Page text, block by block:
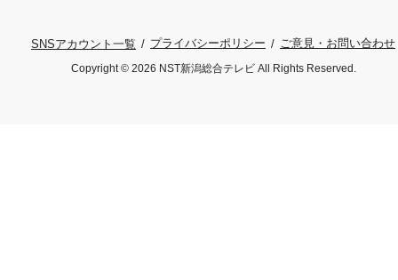
SNSアカウント一覧 プライバシーポリシー ご意見・お問い合わせ
Copyright © 2026 NST新潟総合テレビ All Rights Reserved.